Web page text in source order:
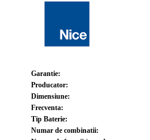
Garantie:
Producator:
Dimensiune:
Frecventa:
Tip Baterie:
Numar de combinatii: